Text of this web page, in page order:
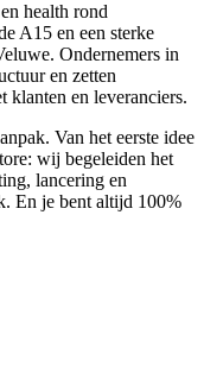
health rond
A15 en een sterke
Ondernemers in
en zetten
klanten en leveranciers.
Van het eerste idee
wij begeleiden het
lancering en
En je bent altijd 100%